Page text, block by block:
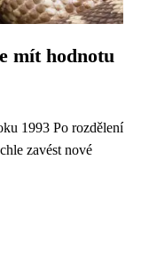
mít hodnotu
1993 Po rozdělení
zavést nové